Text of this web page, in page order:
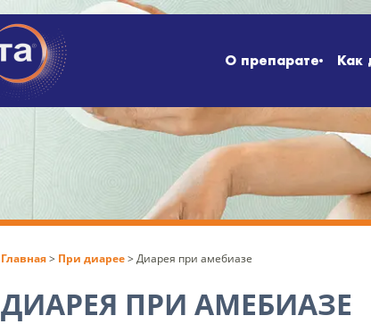
О препарате Как
Главная> При диарее> Диарея при амебиазе
ДИАРЕЯ ПРИ АМЕБИАЗЕ